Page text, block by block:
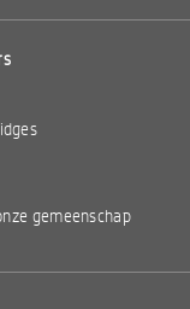
gemeenschap